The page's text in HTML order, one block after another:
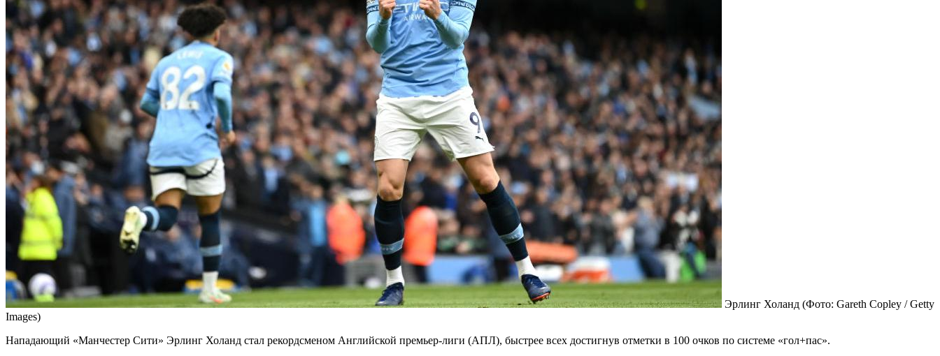
Эрлинг Холанд (Фото: Gareth Copley / Getty
Images)
Нападающий «Манчестер Сити» Эрлинг Холанд стал рекордсменом Английской премьер-лиги (АПЛ), быстрее всех достигнув отметки в 100 очков по системе «гол+пас».